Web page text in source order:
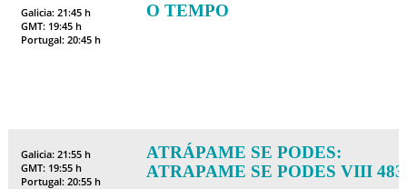
Galicia: 21:45 h
GMT: 19:45 h
Portugal: 20:45 h
O TEMPO
Galicia: 21:55 h
GMT: 19:55 h
Portugal: 20:55 h
ATRÁPAME SE PODES:
ATRAPAME SE PODES VIII 483